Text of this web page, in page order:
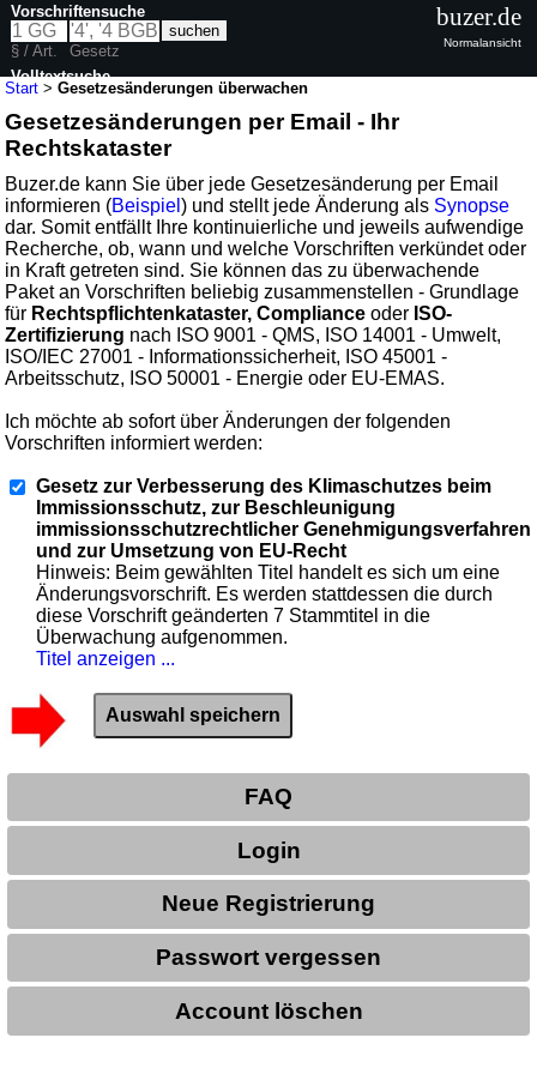
Start >Gesetzesänderungen überwachen
Gesetzesänderungen per Email - Ihr
Rechtskataster
Buzer.de kann Sie über jede Gesetzesänderung per Email
informieren (Beispiel) und stellt jede Änderung als Synopse
dar. Somit entfällt Ihre kontinuierliche und jeweils aufwendige
Recherche, ob, wann und welche Vorschriften verkündet oder
in Kraft getreten sind. Sie können das zu überwachende
Paket an Vorschriften beliebig zusammenstellen - Grundlage
für Rechtspflichtenkataster, Compliance oder ISO-
Zertifizierung nach ISO 9001 - QMS, ISO 14001 - Umwelt,
ISO/IEC 27001 - Informationssicherheit, ISO 45001 -
Arbeitsschutz, ISO 50001 - Energie oder EU-EMAS.
Ich möchte ab sofort über Änderungen der folgenden
Vorschriften informiert werden:
Gesetz zur Verbesserung des Klimaschutzes beim
Immissionsschutz, zur Beschleunigung
immissionsschutzrechtlicher Genehmigungsverfahren
und zur Umsetzung von EU-Recht
Hinweis: Beim gewählten Titel handelt es sich um eine
Änderungsvorschrift. Es werden stattdessen die durch
diese Vorschrift geänderten 7 Stammtitel in die
Überwachung aufgenommen.
Titel anzeigen ...
FAQ
Login
Neue Registrierung
Passwort vergessen
Account löschen
Vorschriftensuche
§ / Art.
Gesetz
Volltextsuche
buzer.de
Normalansicht